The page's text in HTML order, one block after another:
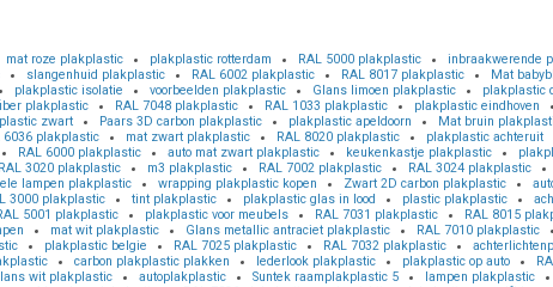
mat roze plakplastic plakplastic rotterdam RAL 5000 plakplastic inbraakwerende
slangenhuid plakplastic RAL 6002 plakplastic RAL 8017 plakplastic Mat
plakplastic isolatie voorbeelden plakplastic Glans limoen plakplastic plakplastic
plakplastic RAL 7048 plakplastic RAL 1033 plakplastic plakplastic eindhoven
zwart Paars 3D carbon plakplastic plakplastic apeldoorn Mat bruin
6036 plakplastic mat zwart plakplastic RAL 8020 plakplastic plakplastic achteruit
RAL 6000 plakplastic auto mat zwart plakplastic keukenkastje plakplastic
RAL 3020 plakplastic m3 plakplastic RAL 7002 plakplastic RAL 3024 plakplastic
lampen plakplastic wrapping plakplastic kopen Zwart 2D carbon plakplastic
3000 plakplastic tint plakplastic plakplastic glas in lood plastic plakplastic
5001 plakplastic plakplastic voor meubels RAL 7031 plakplastic RAL 8015
mat wit plakplastic Glans metallic antraciet plakplastic RAL 7010 plakplastic
plakplastic belgie RAL 7025 plakplastic RAL 7032 plakplastic
carbon plakplastic plakken lederlook plakplastic plakplastic op auto
wit plakplastic autoplakplastic Suntek raamplakplastic 5 lampen plakplastic